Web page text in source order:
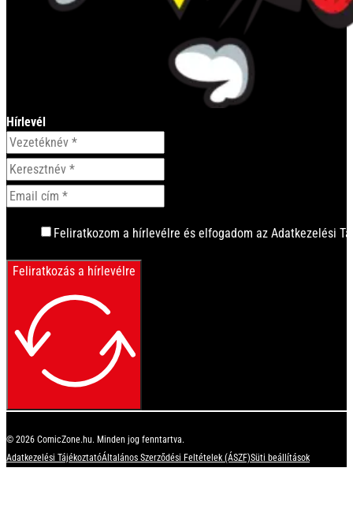
Hírlevél
Feliratkozom a hírlevélre és elfogadom az Adatkezelési
Feliratkozás a hírlevélre
© 2026 ComicZone.hu. Minden jog fenntartva.
Adatkezelési TájékoztatóÁltalános Szerződési Feltételek (ÁSZF)Süti beállítások